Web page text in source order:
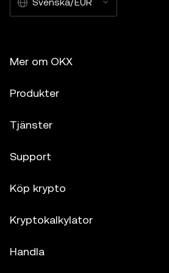
Mer om OKX
Produkter
Tjänster
Support
Köp krypto
Kryptokalkylator
Handla